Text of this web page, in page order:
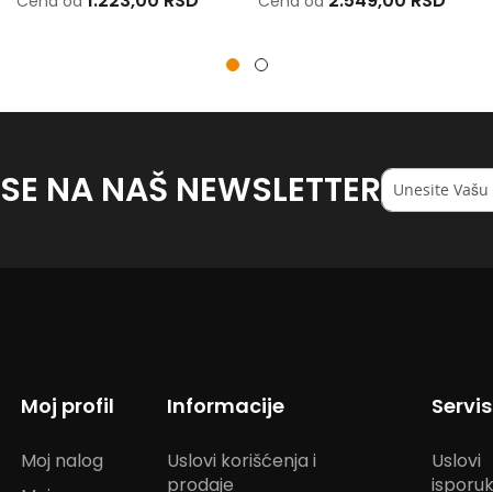
NA NAŠ NEWSLETTERRegistruj
se
Moj profil
Moj nalog
Informacije
Uslovi korišćenja i
prodaje
Uslovi